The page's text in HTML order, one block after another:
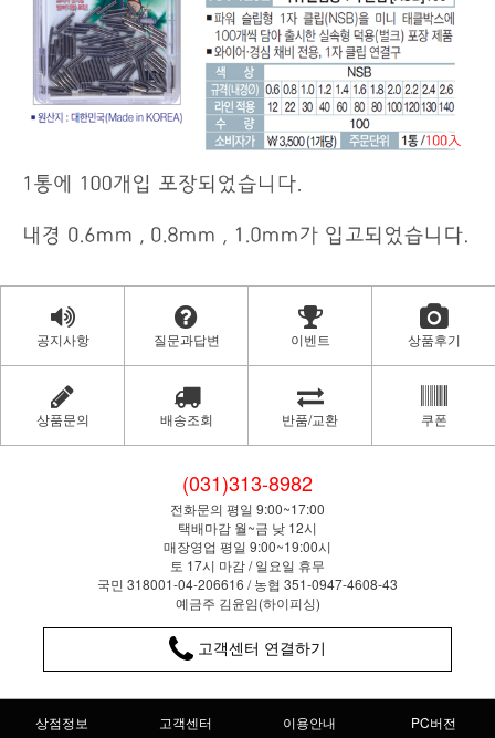
공지사항 질문과답변 이벤트 상품후기
상품문의 배송조회 반품/교환 쿠폰
(031)313-8982
전화문의 평일 9:00~17:00
택배마감 월~금 낮 12시
매장영업 평일 9:00~19:00시
토 17시 마감 / 일요일 휴무
국민 318001-04-206616 / 농협 351-0947-4608-43
예금주 김윤임(하이피싱)
고객센터 연결하기
상점정보 고객센터 이용안내 PC버전